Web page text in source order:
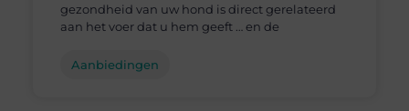
gezondheid van uw hond is direct gerelateerd
aan het voer dat u hem geeft … en de
Aanbiedingen